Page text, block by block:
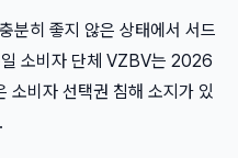
분히 좋지 않은 상태에서 서드
소비자 단체 VZBV는 2026
소비자 선택권 침해 소지가 있